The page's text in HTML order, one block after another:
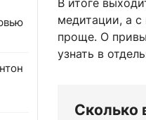
В итоге
медитации, а
проще. О
узнать в
Сколько